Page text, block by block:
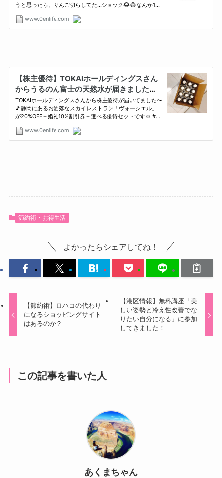
節約術・お得生活
よかったらシェアしてね！
【節約術】ロハコの代わり
になるショッピングサイト
はあるのか？
【港区情報】無料講座「美
しい姿勢と冷え性改善でな
りたい自分になる」に参加
してきました！
この記事を書いた人
あくまちゃん